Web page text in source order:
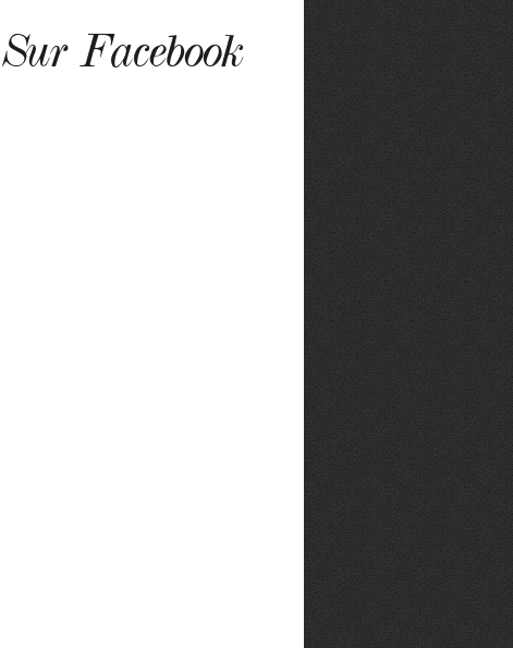
Sur Facebook